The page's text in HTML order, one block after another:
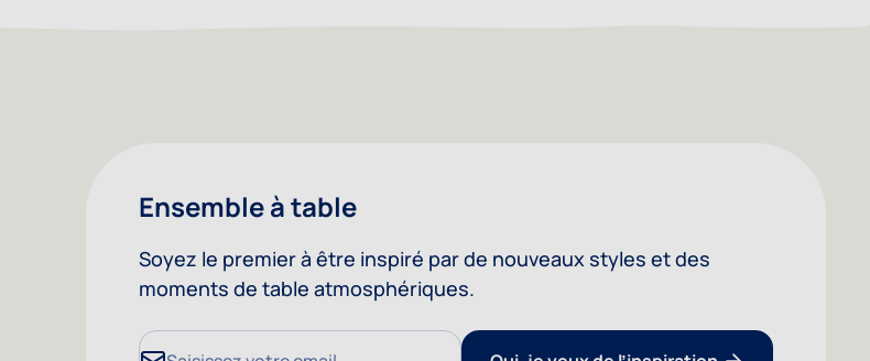
Ensemble à table
Soyez le premier à être inspiré par de nouveaux styles et des
moments de table atmosphériques.
Adresse mail